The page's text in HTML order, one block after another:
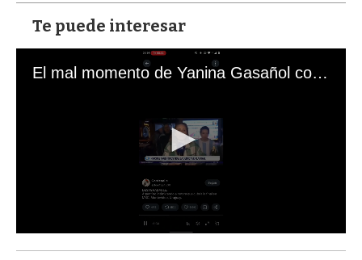
Te puede interesar
El mal momento de Yanina Gasañol con un hincha argentino en "Subrayado"
s